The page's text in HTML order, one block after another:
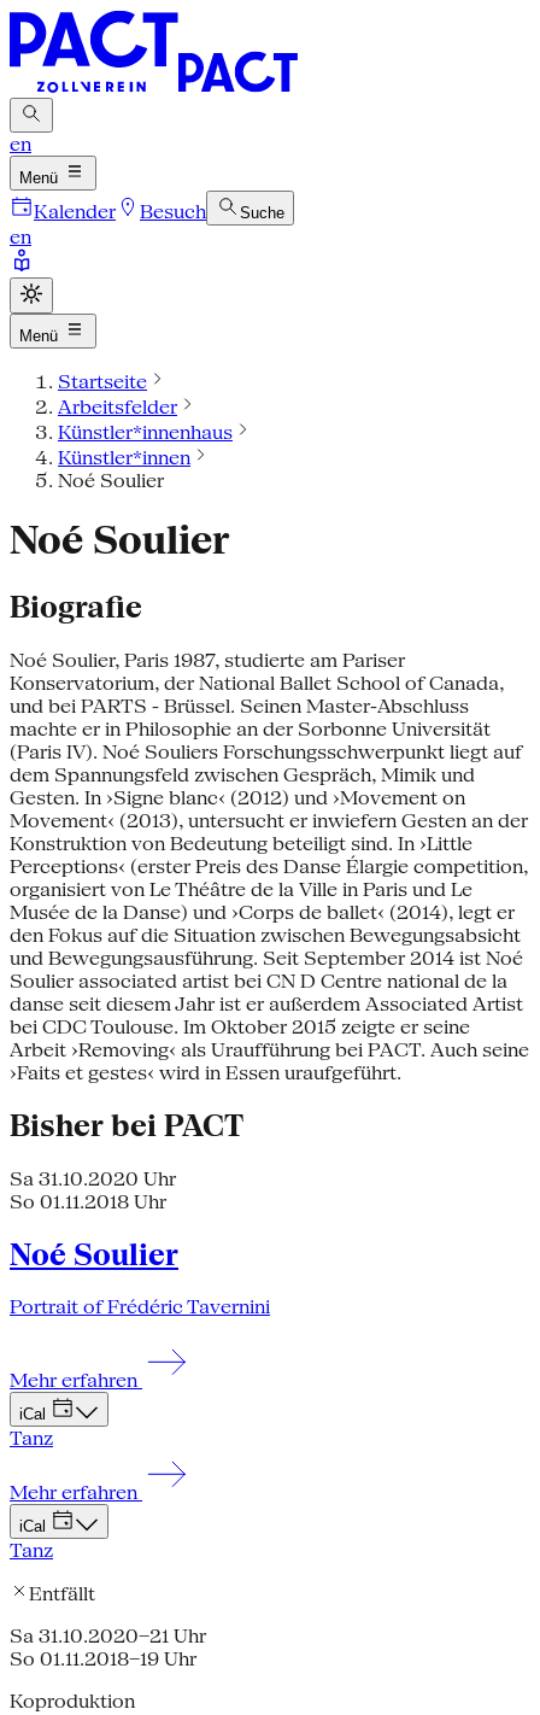
en
Menü
Kalender Besuch Suche
en
Menü
Startseite
Arbeitsfelder
Künstler*innenhaus
Künstler*innen
Noé Soulier
Noé Soulier
Biografie
Noé Soulier, Paris 1987, studierte am Pariser
Konservatorium, der National Ballet School of Canada,
und bei PARTS - Brüssel. Seinen Master-Abschluss
machte er in Philosophie an der Sorbonne Universität
(Paris IV). Noé Souliers Forschungsschwerpunkt liegt auf
dem Spannungsfeld zwischen Gespräch, Mimik und
Gesten. In ›Signe blanc‹ (2012) und ›Movement on
Movement‹ (2013), untersucht er inwiefern Gesten an der
Konstruktion von Bedeutung beteiligt sind. In ›Little
Perceptions‹ (erster Preis des Danse Élargie competition,
organisiert von Le Théâtre de la Ville in Paris und Le
Musée de la Danse) und ›Corps de ballet‹ (2014), legt er
den Fokus auf die Situation zwischen Bewegungsabsicht
und Bewegungsausführung. Seit September 2014 ist Noé
Soulier associated artist bei CN D Centre national de la
danse seit diesem Jahr ist er außerdem Associated Artist
bei CDC Toulouse. Im Oktober 2015 zeigte er seine
Arbeit ›Removing‹ als Uraufführung bei PACT. Auch seine
›Faits et gestes‹ wird in Essen uraufgeführt.
Bisher bei PACT
Sa 31.10.2020 Uhr
So 01.11.2018 Uhr
Noé Soulier
Portrait of Frédéric Tavernini
Mehr erfahren
iCal
Tanz
Mehr erfahren
iCal
Tanz
Entfällt
Sa 31.10.2020–21 Uhr
So 01.11.2018–19 Uhr
Koproduktion